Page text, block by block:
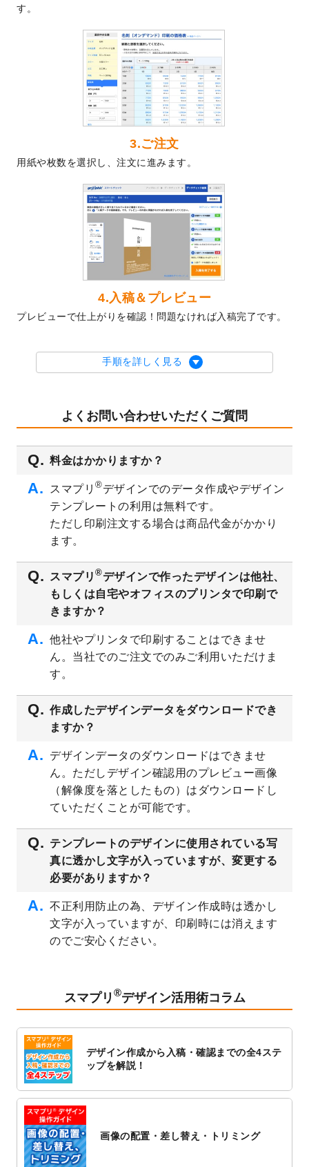
2024/6/14
エコノミータイプののぼりが作成できるよ
うになりました！
【新商品】のぼり
が作成できるようになり
ました！
DMのデザインテンプレートを追加しまし
た。
【新商品】ステッカー
なりました！
2024年版4月始まりのカレンダーデザイン
テンプレートを公開いたしました。
2024年辰年の年賀ポスターデザインテンプ
レート
を公開いたしました。
箔押し年賀状のデザインテンプレート
開いたしました。
クリアファイル、封筒、うちわにてオリジ
ナルデザインで作成できるようになりまし
た！
を公開いたしました。
2023/9/1
2024年版1月始まりのカレンダーデザイン
オリジナルサイズ、変型サイズで作成でき
るようになりました！
2023/8/18
チケットのデザインテンプレートを追加し
ました。
2023/8/7
【新商品】チケット
が作成できるようにな
りました！
美容・エステのチラシデザインテンプレー
トを追加しました。
いたしました。
2023/6/12
うちわのデザインテンプレート
を公開いた
しました。
を公開いたしました。
2023/5/9
書類カバー（見積書表紙）のデザインテン
追加しました。
2023/4/20
2023/4/18
セミナー・講演会のチラシデザインテンプ
レートを追加しました。
2023/4/18
スポーツジム・フィットネスクラブのチラ
シデザインテンプレート
2023/3/16
シール・ラベルのデザインテンプレートを
公開いたしました。
2023/3/13
封筒（長3、洋長3、角2）のデザインテンプ
レートを追加しました。
2023/3/13
クリアファイルのデザインテンプレート
追加しました。
2023/3/2
パワーポイント版テンプレートをダウンロ
追加しました。
2023/1/13
4月始まりのカレンダーデザインテンプレー
2023/1/5
スタンプカードのデザインテンプレート
追加しました。
2022/12/26
止のお知らせ
2022/12/16
トを公開いたしました。
2022/12/1
す。
3.ご注文
用紙や枚数を選択し、注文に進みます。
4.入稿＆プレビュー
プレビューで仕上がりを確認！問題なければ入稿完了です。
手順を詳しく見る
よくお問い合わせいただくご質問
料金はかかりますか？
スマプリ ®デザインでのデータ作成やデザイン
テンプレートの利用は無料です。
ただし印刷注文する場合は商品代金がかかり
ます。
スマプリ ®デザインで作ったデザインは他社、
もしくは自宅やオフィスのプリンタで印刷で
きますか？
他社やプリンタで印刷することはできませ
ん。当社でのご注文でのみご利用いただけま
す。
作成したデザインデータをダウンロードでき
ますか？
デザインデータのダウンロードはできませ
ん。ただしデザイン確認用のプレビュー画像
（解像度を落としたもの）はダウンロードし
ていただくことが可能です。
テンプレートのデザインに使用されている写
真に透かし文字が入っていますが、変更する
必要がありますか？
不正利用防止の為、デザイン作成時は透かし
文字が入っていますが、印刷時には消えます
のでご安心ください。
スマプリ ®デザイン活用術コラム
デザイン作成から入稿・確認までの全4ステ
ップを解説！
画像の配置・差し替え・トリミング